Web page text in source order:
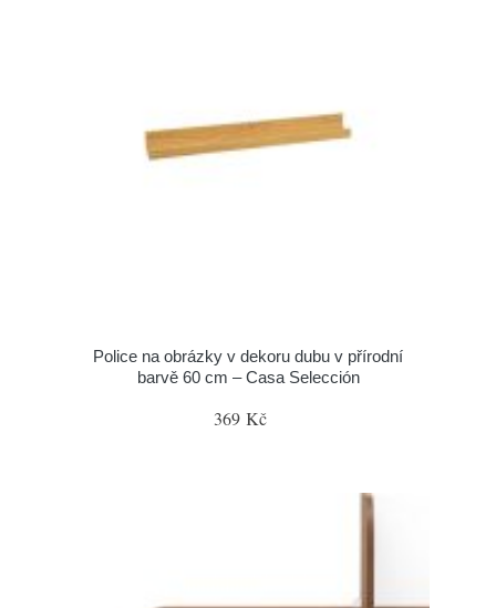
Police na obrázky v dekoru dubu v přírodní
barvě 60 cm – Casa Selección
369 Kč